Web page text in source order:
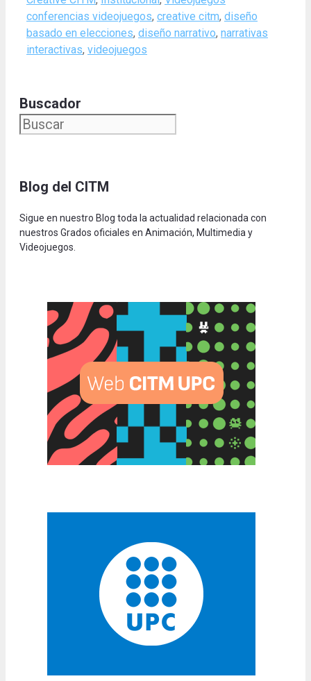
conferencias videojuegos, creative citm, diseño
basado en elecciones, diseño narrativo, narrativas
interactivas, videojuegos
Buscador
Blog del CITM
Sigue en nuestro Blog toda la actualidad relacionada con
nuestros Grados oficiales en Animación, Multimedia y
Videojuegos.